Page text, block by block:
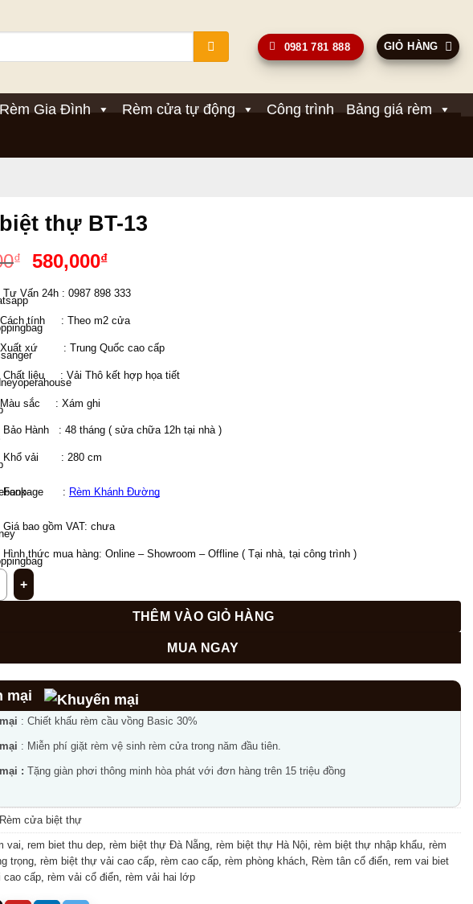
0981 781 888 GIỎ HÀNG
Rèm Gia Đình Rèm cửa tự động Công trình
Bảng giá rèm
thự BT-13
₫
Giá
là:
650,000₫.
580,000₫Giá
tại
là:
580,000₫.
Tư Vấn 24h : 0987 898 333
Cách tính     : Theo m2 cửa
Xuất xứ        : Trung Quốc cao cấp
Chất liệu     : Vải Thô kết hợp họa tiết
Màu sắc : Xám ghi
Bảo Hành   : 48 tháng ( sửa chữa 12h tại nhà )
Khổ vải       : 280 cm
: Rèm Khánh Đường
Giá bao gồm VAT: chưa
Hình thức mua hàng: Online – Showroom – Offline ( Tại nhà, tại công trình )
BT-13 số lượng
THÊM VÀO GIỎ HÀNG
MUA NGAY
mại
: Chiết khấu rèm cầu vồng Basic 30%
: Miễn phí giặt rèm vệ sinh rèm cửa trong năm đầu tiên.
: Tặng giàn phơi thông minh hòa phát với đơn hàng trên 15 triệu đồng
Rèm cửa biệt thự
vai rem biet thu dep rèm biệt thự Đà Nẵng rèm biệt thự Hà Nội rèm biệt thự nhập khẩu rèm
trọng rèm biệt thự vải cao cấp rèm cao cấp rèm phòng khách Rèm tân cổ điển rem vai biet
cao cấp rèm vải cổ điển rèm vải hai lớp